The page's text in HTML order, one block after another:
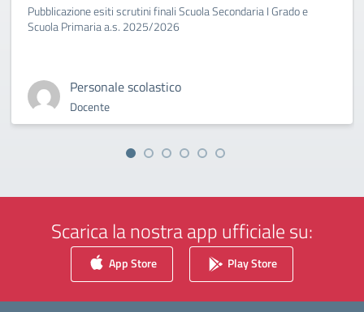
Pubblicazione esiti scrutini finali Scuola Secondaria I Grado e
Scuola Primaria a.s. 2025/2026
Personale scolastico
Docente
Scarica la nostra app ufficiale su:
App Store Play Store